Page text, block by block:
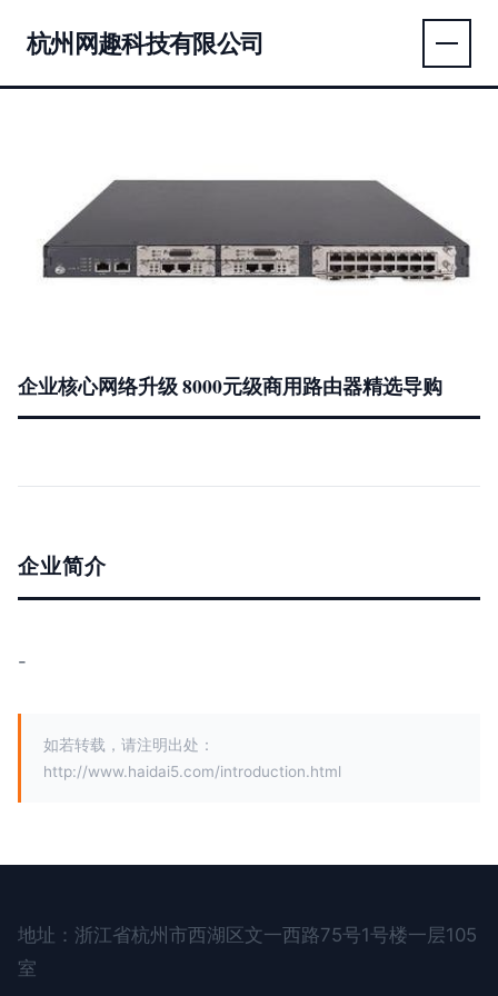
杭州网趣科技有限公司
企业核心网络升级 8000元级商用路由器精选导购
企业简介
-
如若转载，请注明出处：
http://www.haidai5.com/introduction.html
地址：浙江省杭州市西湖区文一西路75号1号楼一层105
室